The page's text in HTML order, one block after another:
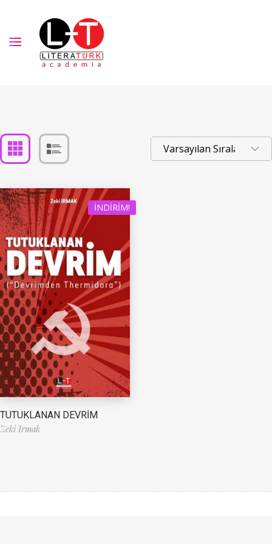
İNDIRIM!
TUTUKLANAN DEVRİM
Zeki Irmak